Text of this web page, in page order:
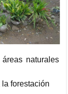
naturales
forestación